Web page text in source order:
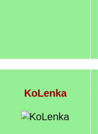
KoLenka